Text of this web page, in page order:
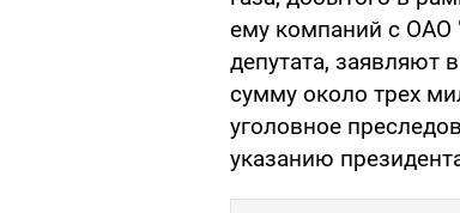
ему компаний с ОАО
депутата, заявляют
сумму около трех
уголовное
указанию